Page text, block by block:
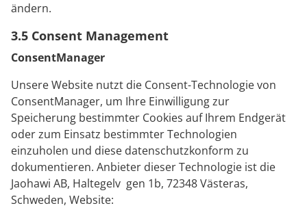
ändern.
3.5 Consent Management
ConsentManager
Unsere Website nutzt die Consent-Technologie von
ConsentManager, um Ihre Einwilligung zur
Speicherung bestimmter Cookies auf Ihrem Endgerät
oder zum Einsatz bestimmter Technologien
einzuholen und diese datenschutzkonform zu
dokumentieren. Anbieter dieser Technologie ist die
Jaohawi AB, Haltegelv gen 1b, 72348 Västeras,
Schweden, Website: